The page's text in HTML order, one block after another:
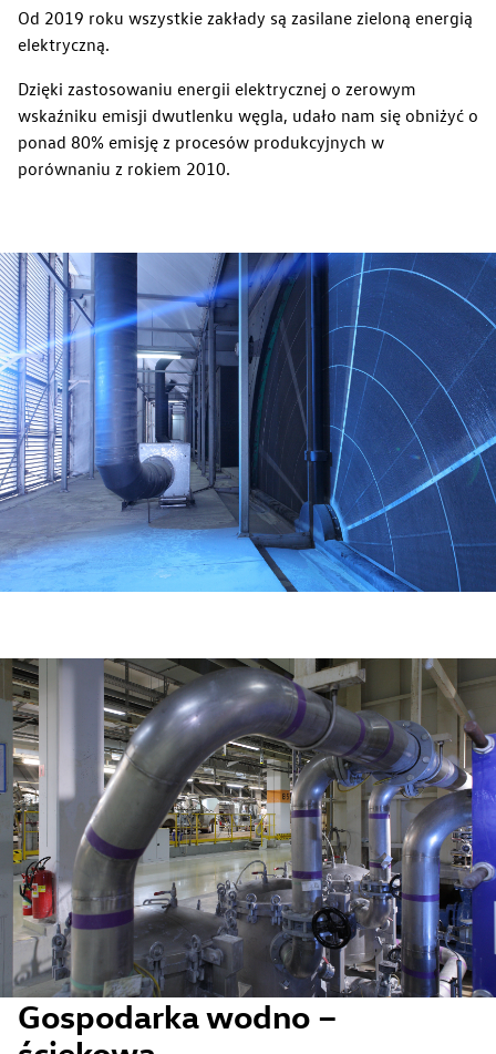
Lean on every line
Od 2019 roku wszystkie zakłady są zasilane zieloną energią
elektryczną.
Dzięki zastosowaniu energii elektrycznej o zerowym
wskaźniku emisji dwutlenku węgla, udało nam się obniżyć o
ponad 80% emisję z procesów produkcyjnych w
porównaniu z rokiem 2010.
Gospodarka wodno –